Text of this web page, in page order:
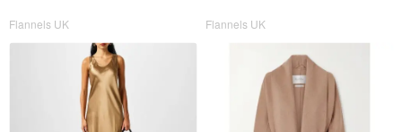
Flannels UK Flannels UK